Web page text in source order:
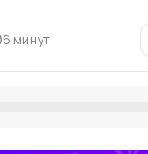
6 минут